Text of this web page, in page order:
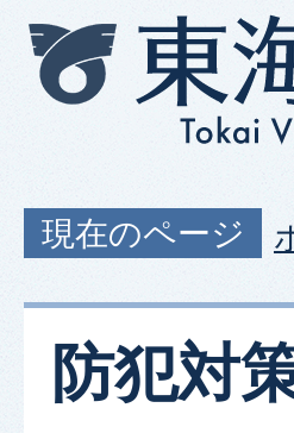
現在のページ
防犯対